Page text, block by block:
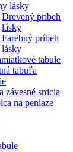
lásky
Drevený príbeh
lásky
Farebný príbeh
lásky
tabule
tabuľa
závesné srdcia
na peniaze